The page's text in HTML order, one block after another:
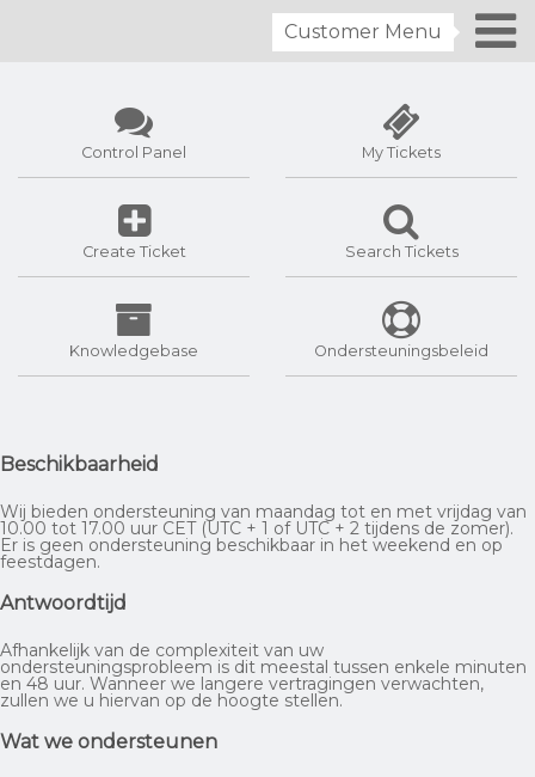
Customer Menu
Control Panel My Tickets
Create Ticket Search Tickets
Knowledgebase Ondersteuningsbeleid
Beschikbaarheid
Wij bieden ondersteuning van maandag tot en met vrijdag van
10.00 tot 17.00 uur CET (UTC + 1 of UTC + 2 tijdens de zomer).
Er is geen ondersteuning beschikbaar in het weekend en op
feestdagen.
Antwoordtijd
Afhankelijk van de complexiteit van uw
ondersteuningsprobleem is dit meestal tussen enkele minuten
en 48 uur. Wanneer we langere vertragingen verwachten,
zullen we u hiervan op de hoogte stellen.
Wat we ondersteunen